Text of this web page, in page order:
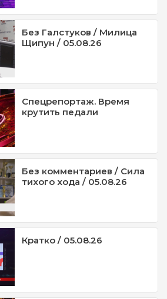
Без Галстуков / Милица
Щипун / 05.08.26
Спецрепортаж. Время
крутить педали
Без комментариев / Сила
тихого хода / 05.08.26
Кратко / 05.08.26